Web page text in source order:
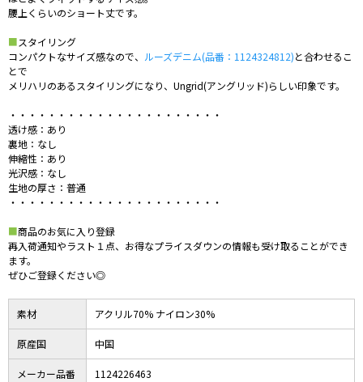
腰上くらいのショート丈です。
■スタイリング
コンパクトなサイズ感なので、 ルーズデニム(品番：1124324812)と合わせるこ
とで
メリハリのあるスタイリングになり、Ungrid(アングリッド)らしい印象です。
・・・・・・・・・・・・・・・・・・・・・・
透け感：あり
裏地：なし
伸縮性：あり
光沢感：なし
生地の厚さ：普通
・・・・・・・・・・・・・・・・・・・・・・
■商品のお気に入り登録
再入荷通知やラスト１点、お得なプライスダウンの情報も受け取ることができ
ます。
ぜひご登録ください◎
素材 アクリル70% ナイロン30%
原産国 中国
メーカー品番 1124226463